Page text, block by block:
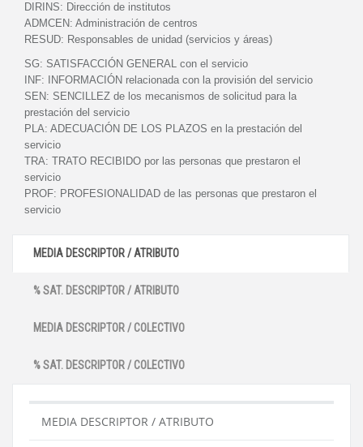
DIRINS: Dirección de institutos
ADMCEN: Administración de centros
RESUD: Responsables de unidad (servicios y áreas)
SG: SATISFACCIÓN GENERAL con el servicio
INF:
INFORMACIÓN relacionada con la provisión del servicio
SEN: SENCILLEZ de los mecanismos de solicitud para la
prestación del servicio
PLA: ADECUACIÓN DE LOS PLAZOS en la prestación del
servicio
TRA: TRATO RECIBIDO por las personas que prestaron el
servicio
PROF: PROFESIONALIDAD de las personas que prestaron el
servicio
MEDIA DESCRIPTOR / ATRIBUTO
% SAT. DESCRIPTOR / ATRIBUTO
MEDIA DESCRIPTOR / COLECTIVO
% SAT. DESCRIPTOR / COLECTIVO
MEDIA DESCRIPTOR / ATRIBUTO